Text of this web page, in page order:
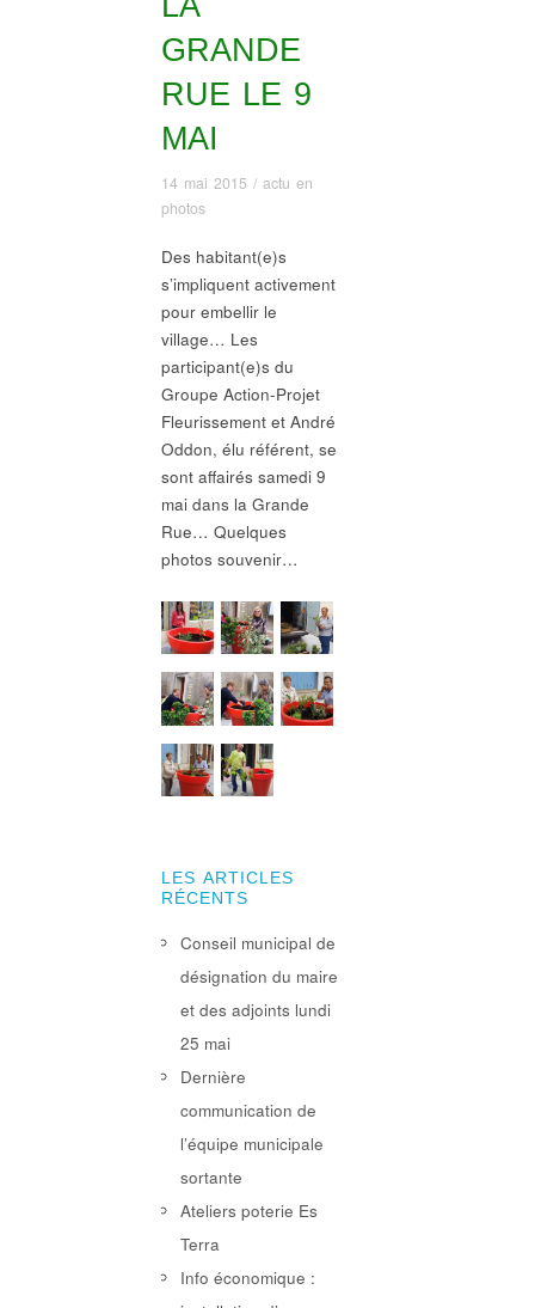
GRANDE
RUE LE 9
MAI
14 mai 2015 / actu en
photos
Des habitant(e)s
s’impliquent activement
pour embellir le
village… Les
participant(e)s du
Groupe Action-Projet
Fleurissement et André
Oddon, élu référent, se
sont affairés samedi 9
mai dans la Grande
Rue… Quelques
photos souvenir…
LES ARTICLES
RÉCENTS
Conseil municipal de
désignation du maire
et des adjoints lundi
25 mai
Dernière
communication de
l’équipe municipale
sortante
Ateliers poterie Es
Terra
Info économique :